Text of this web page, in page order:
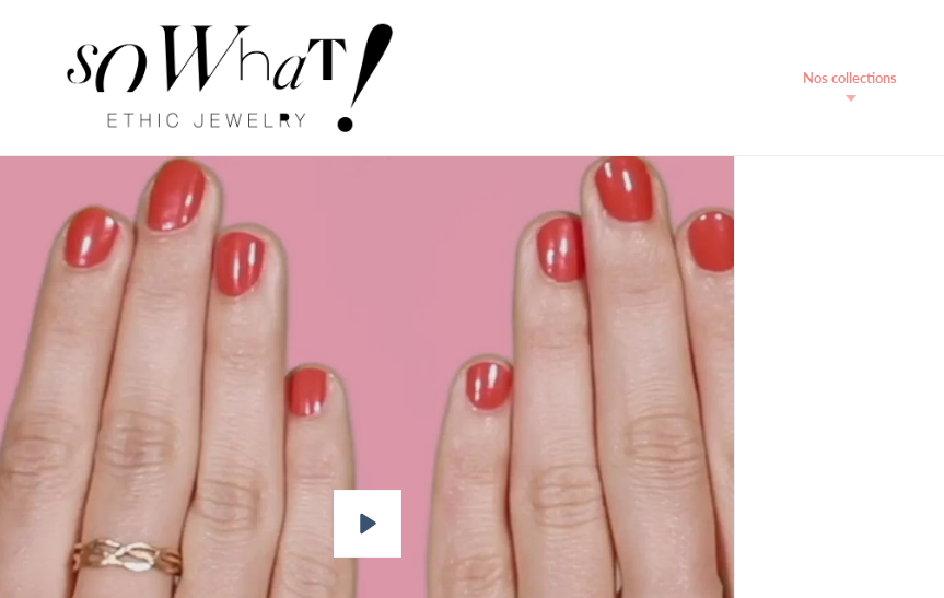
Nos collections